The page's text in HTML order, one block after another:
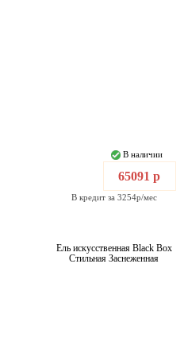
В наличии
65091 р
В кредит за 3254р/мес
Ель искусственная Black Box
Стильная Заснеженная